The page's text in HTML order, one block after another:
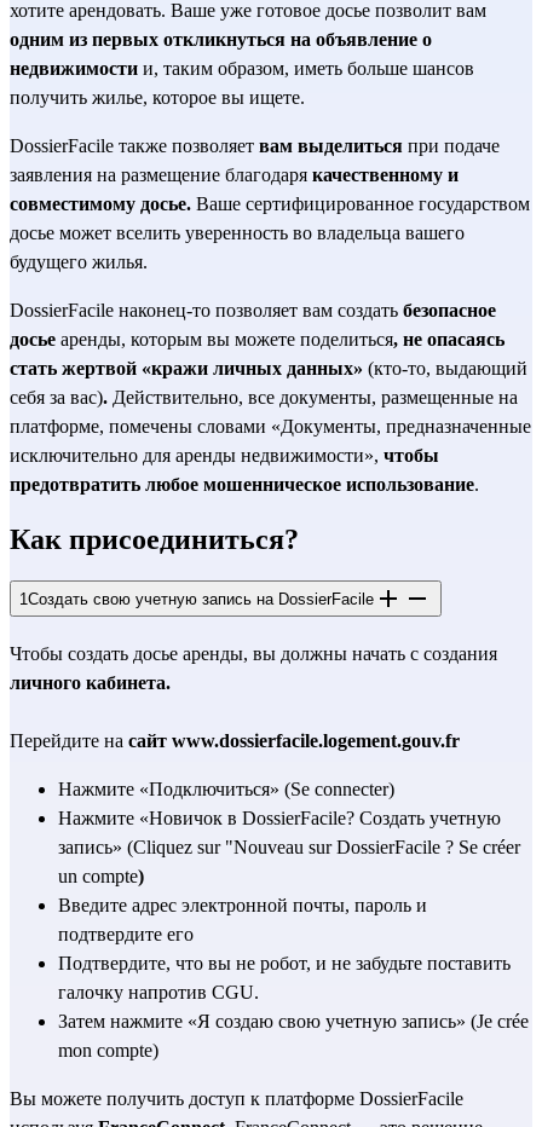
одним из первых откликнуться на объявление о
недвижимости и, таким образом, иметь больше шансов
получить жилье, которое вы ищете.
DossierFacile также позволяет вам выделиться при подаче
заявления на размещение благодаря качественному и
совместимому досье. Ваше сертифицированное государством
досье может вселить уверенность во владельца вашего
будущего жилья.
DossierFacile наконец-то позволяет вам создать безопасное
досье аренды, которым вы можете поделиться, не опасаясь
стать жертвой «кражи личных данных» (кто-то, выдающий
себя за вас). Действительно, все документы, размещенные на
платформе, помечены словами «Документы, предназначенные
исключительно для аренды недвижимости», чтобы
предотвратить любое мошенническое использование.
Как присоединиться?
1Создать свою учетную запись на DossierFacile
личного кабинета.
Перейдите на сайт www.dossierfacile.logement.gouv.fr
Нажмите «Подключиться» (Se connecter)
Нажмите «Новичок в DossierFacile? Создать учетную
запись» (Cliquez sur "Nouveau sur DossierFacile ? Se créer
un compte)
Введите адрес электронной почты, пароль и
подтвердите его
Подтвердите, что вы не робот, и не забудьте поставить
галочку напротив CGU.
Затем нажмите «Я создаю свою учетную запись» (Je crée
mon compte)
Вы можете получить доступ к платформе DossierFacile